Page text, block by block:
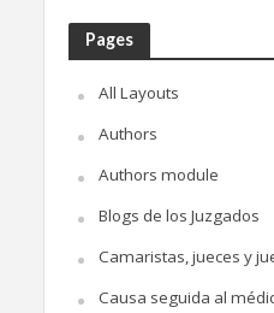
Pages
All Layouts
Authors
Authors module
Blogs de los Juzgados
Camaristas, jueces y
Causa seguida al